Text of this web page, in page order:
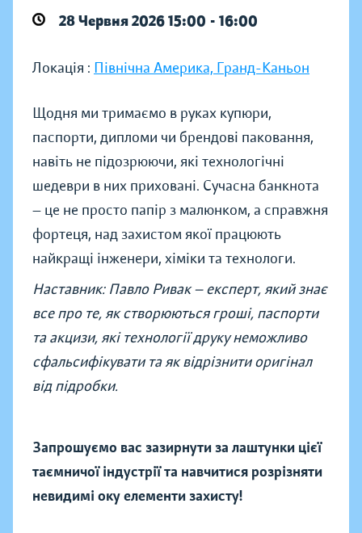
28 Червня 2026 15:00 - 16:00
Локація : Північна Америка, Гранд-Каньон
Щодня ми тримаємо в руках купюри,
паспорти, дипломи чи брендові паковання,
навіть не підозрюючи, які технологічні
шедеври в них приховані. Сучасна банкнота
— це не просто папір з малюнком, а справжня
фортеця, над захистом якої працюють
найкращі інженери, хіміки та технологи.
Наставник: Павло Ривак — експерт, який знає
все про те, як створюються гроші, паспорти
та акцизи, які технології друку неможливо
сфальсифікувати та як відрізнити оригінал
від підробки.
Запрошуємо вас зазирнути за лаштунки цієї
таємничої індустрії та навчитися розрізняти
невидимі оку елементи захисту!